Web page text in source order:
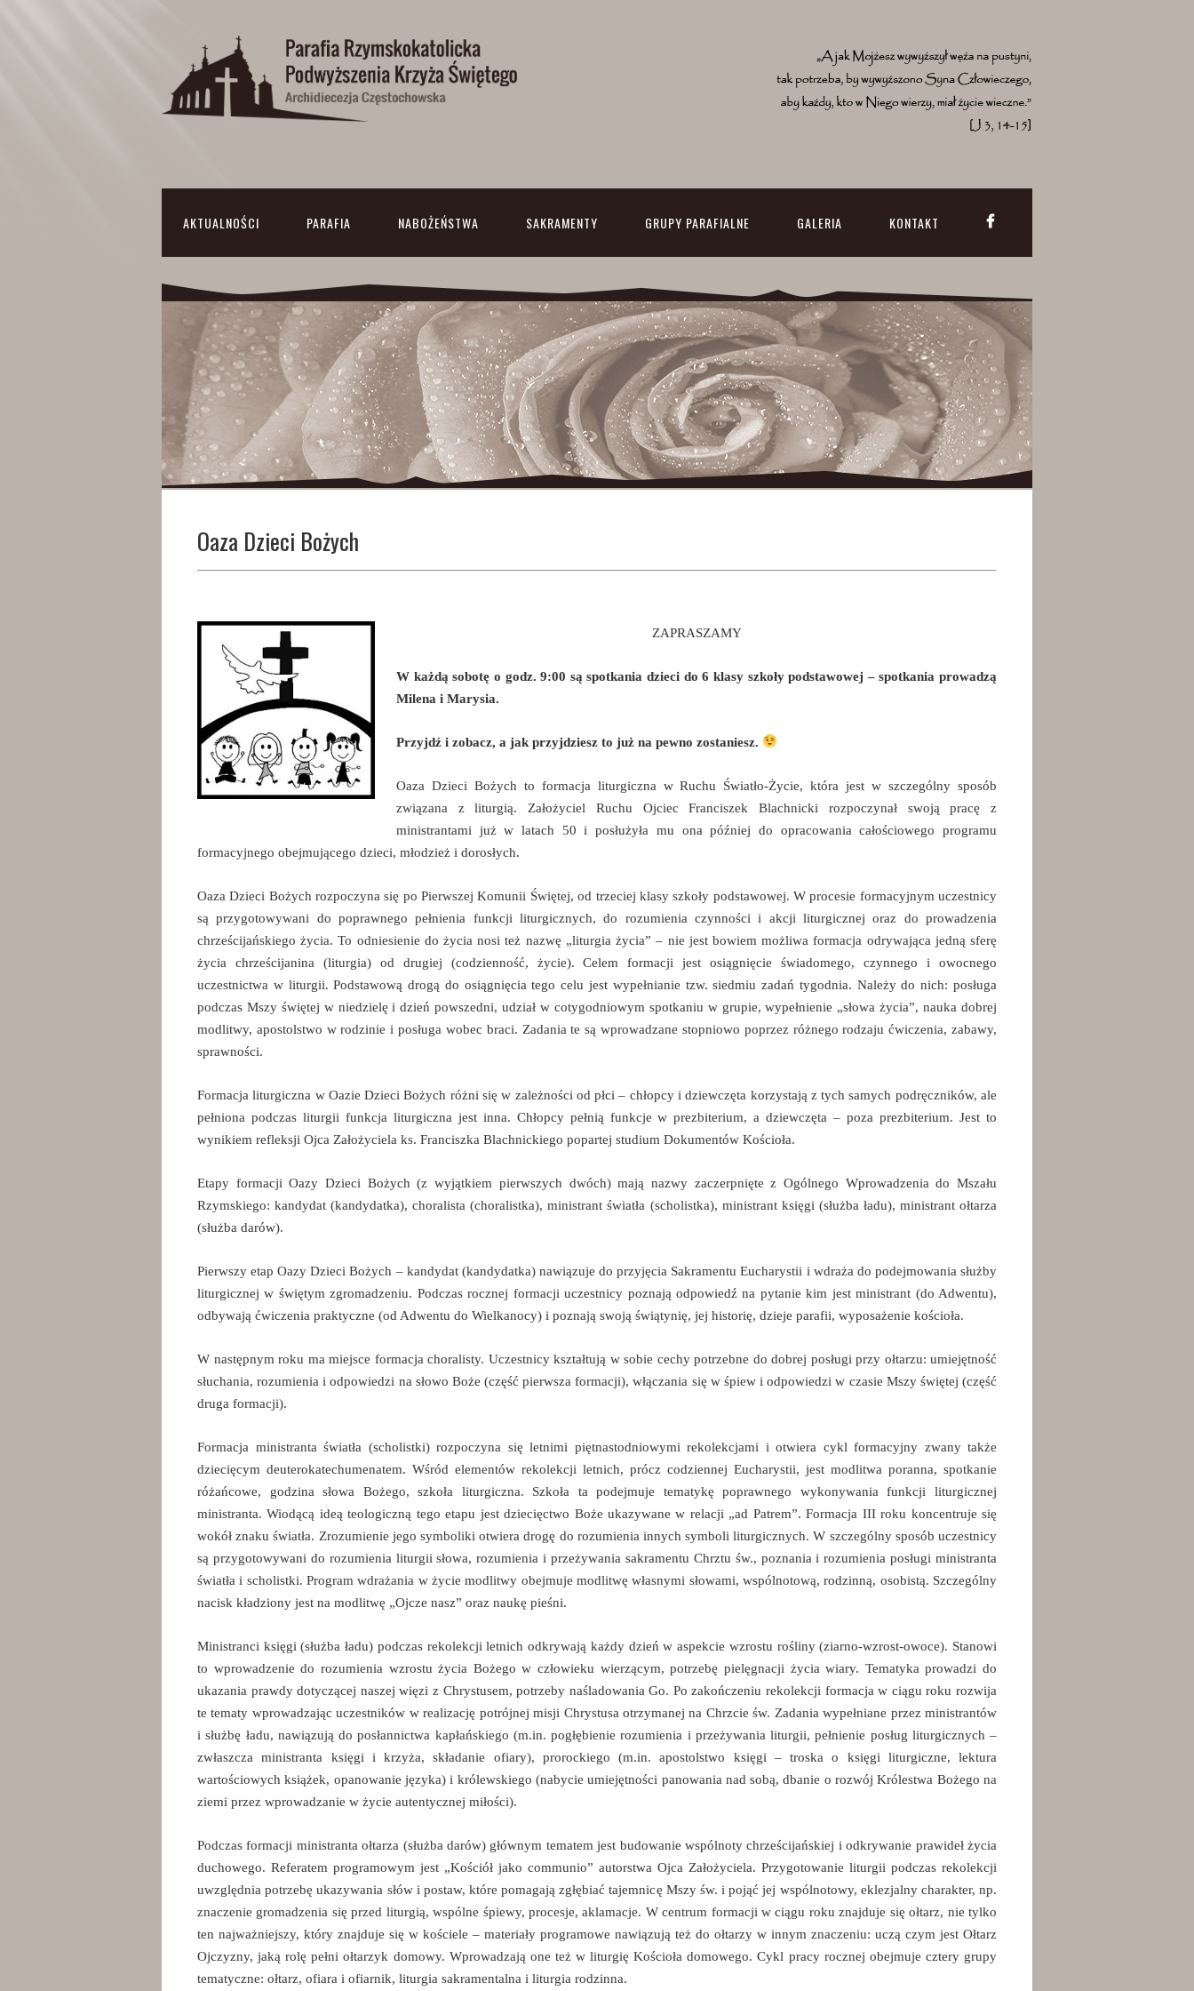
AKTUALNOŚCI PARAFIA NABOŻEŃSTWA SAKRAMENTY GRUPY PARAFIALNE GALERIA KONTAKT
Oaza Dzieci Bożych
ZAPRASZAMY
W każdą sobotę o godz. 9:00 są spotkania dzieci do 6 klasy szkoły podstawowej – spotkania prowadzą
Milena i Marysia.
Przyjdź i zobacz, a jak przyjdziesz to już na pewno zostaniesz.
Oaza Dzieci Bożych to formacja liturgiczna w Ruchu Światło-Życie, która jest w szczególny sposób
związana z liturgią. Założyciel Ruchu Ojciec Franciszek Blachnicki rozpoczynał swoją pracę z
ministrantami już w latach 50 i posłużyła mu ona później do opracowania całościowego programu
formacyjnego obejmującego dzieci, młodzież i dorosłych.
Oaza Dzieci Bożych rozpoczyna się po Pierwszej Komunii Świętej, od trzeciej klasy szkoły podstawowej. W procesie formacyjnym uczestnicy
są przygotowywani do poprawnego pełnienia funkcji liturgicznych, do rozumienia czynności i akcji liturgicznej oraz do prowadzenia
chrześcijańskiego życia. To odniesienie do życia nosi też nazwę „liturgia życia” – nie jest bowiem możliwa formacja odrywająca jedną sferę
życia chrześcijanina (liturgia) od drugiej (codzienność, życie). Celem formacji jest osiągnięcie świadomego, czynnego i owocnego
uczestnictwa w liturgii. Podstawową drogą do osiągnięcia tego celu jest wypełnianie tzw. siedmiu zadań tygodnia. Należy do nich: posługa
podczas Mszy świętej w niedzielę i dzień powszedni, udział w cotygodniowym spotkaniu w grupie, wypełnienie „słowa życia”, nauka dobrej
modlitwy, apostolstwo w rodzinie i posługa wobec braci. Zadania te są wprowadzane stopniowo poprzez różnego rodzaju ćwiczenia, zabawy,
sprawności.
Formacja liturgiczna w Oazie Dzieci Bożych różni się w zależności od płci – chłopcy i dziewczęta korzystają z tych samych podręczników, ale
pełniona podczas liturgii funkcja liturgiczna jest inna. Chłopcy pełnią funkcje w prezbiterium, a dziewczęta – poza prezbiterium. Jest to
wynikiem refleksji Ojca Założyciela ks. Franciszka Blachnickiego popartej studium Dokumentów Kościoła.
Etapy formacji Oazy Dzieci Bożych (z wyjątkiem pierwszych dwóch) mają nazwy zaczerpnięte z Ogólnego Wprowadzenia do Mszału
Rzymskiego: kandydat (kandydatka), choralista (choralistka), ministrant światła (scholistka), ministrant księgi (służba ładu), ministrant ołtarza
(służba darów).
Pierwszy etap Oazy Dzieci Bożych – kandydat (kandydatka) nawiązuje do przyjęcia Sakramentu Eucharystii i wdraża do podejmowania służby
liturgicznej w świętym zgromadzeniu. Podczas rocznej formacji uczestnicy poznają odpowiedź na pytanie kim jest ministrant (do Adwentu),
odbywają ćwiczenia praktyczne (od Adwentu do Wielkanocy) i poznają swoją świątynię, jej historię, dzieje parafii, wyposażenie kościoła.
W następnym roku ma miejsce formacja choralisty. Uczestnicy kształtują w sobie cechy potrzebne do dobrej posługi przy ołtarzu: umiejętność
słuchania, rozumienia i odpowiedzi na słowo Boże (część pierwsza formacji), włączania się w śpiew i odpowiedzi w czasie Mszy świętej (część
druga formacji).
Formacja ministranta światła (scholistki) rozpoczyna się letnimi piętnastodniowymi rekolekcjami i otwiera cykl formacyjny zwany także
dziecięcym deuterokatechumenatem. Wśród elementów rekolekcji letnich, prócz codziennej Eucharystii, jest modlitwa poranna, spotkanie
różańcowe, godzina słowa Bożego, szkoła liturgiczna. Szkoła ta podejmuje tematykę poprawnego wykonywania funkcji liturgicznej
ministranta. Wiodącą ideą teologiczną tego etapu jest dziecięctwo Boże ukazywane w relacji „ad Patrem”. Formacja III roku koncentruje się
wokół znaku światła. Zrozumienie jego symboliki otwiera drogę do rozumienia innych symboli liturgicznych. W szczególny sposób uczestnicy
są przygotowywani do rozumienia liturgii słowa, rozumienia i przeżywania sakramentu Chrztu św., poznania i rozumienia posługi ministranta
światła i scholistki. Program wdrażania w życie modlitwy obejmuje modlitwę własnymi słowami, wspólnotową, rodzinną, osobistą. Szczególny
nacisk kładziony jest na modlitwę „Ojcze nasz” oraz naukę pieśni.
Ministranci księgi (służba ładu) podczas rekolekcji letnich odkrywają każdy dzień w aspekcie wzrostu rośliny (ziarno-wzrost-owoce). Stanowi
to wprowadzenie do rozumienia wzrostu życia Bożego w człowieku wierzącym, potrzebę pielęgnacji życia wiary. Tematyka prowadzi do
ukazania prawdy dotyczącej naszej więzi z Chrystusem, potrzeby naśladowania Go. Po zakończeniu rekolekcji formacja w ciągu roku rozwija
te tematy wprowadzając uczestników w realizację potrójnej misji Chrystusa otrzymanej na Chrzcie św. Zadania wypełniane przez ministrantów
i służbę ładu, nawiązują do posłannictwa kapłańskiego (m.in. pogłębienie rozumienia i przeżywania liturgii, pełnienie posług liturgicznych –
zwłaszcza ministranta księgi i krzyża, składanie ofiary), prorockiego (m.in. apostolstwo księgi – troska o księgi liturgiczne, lektura
wartościowych książek, opanowanie języka) i królewskiego (nabycie umiejętności panowania nad sobą, dbanie o rozwój Królestwa Bożego na
ziemi przez wprowadzanie w życie autentycznej miłości).
Podczas formacji ministranta ołtarza (służba darów) głównym tematem jest budowanie wspólnoty chrześcijańskiej i odkrywanie prawideł życia
duchowego. Referatem programowym jest „Kościół jako communio” autorstwa Ojca Założyciela. Przygotowanie liturgii podczas rekolekcji
uwzględnia potrzebę ukazywania słów i postaw, które pomagają zgłębiać tajemnicę Mszy św. i pojąć jej wspólnotowy, eklezjalny charakter, np.
znaczenie gromadzenia się przed liturgią, wspólne śpiewy, procesje, aklamacje. W centrum formacji w ciągu roku znajduje się ołtarz, nie tylko
ten najważniejszy, który znajduje się w kościele – materiały programowe nawiązują też do ołtarzy w innym znaczeniu: uczą czym jest Ołtarz
Ojczyzny, jaką rolę pełni ołtarzyk domowy. Wprowadzają one też w liturgię Kościoła domowego. Cykl pracy rocznej obejmuje cztery grupy
tematyczne: ołtarz, ofiara i ofiarnik, liturgia sakramentalna i liturgia rodzinna.